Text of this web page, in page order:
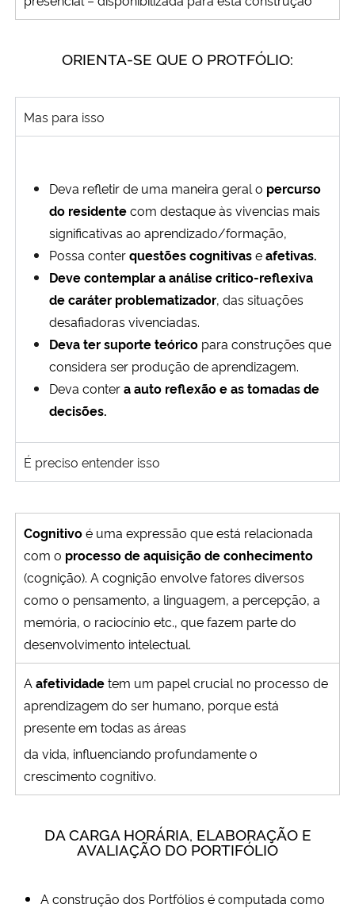
ORIENTA-SE QUE O PROTFÓLIO:
Mas para isso
Deva refletir de uma maneira geral o percurso
do residentecom destaque àsvivencias mais
significativas ao aprendizado/formação,
Possa conterquestões cognitivaseafetivas.
Deve contemplar a análise critico-reflexiva
de caráter problematizador, das situações
desafiadoras vivenciadas.
Deva ter suporte teórico para construções que
considera ser produção de aprendizagem.
Deva contera auto reflexão e astomadas de
decisões.
É preciso entender isso
Cognitivoé uma expressão que está relacionada
com o processo de aquisição de conhecimento
(cognição). A cognição envolve fatores diversos
como o pensamento, a linguagem, a percepção, a
memória, o raciocínio etc., que fazem parte do
desenvolvimento intelectual.
A afetividadetem um papel crucial no processo de
aprendizagem do ser humano, porque está
presente em todas as áreas
da vida, influenciando profundamente o
crescimento cognitivo.
DA CARGA HORÁRIA, ELABORAÇÃO E
AVALIAÇÃO DO PORTIFÓLIO
A construção dos Portfólios é computada como